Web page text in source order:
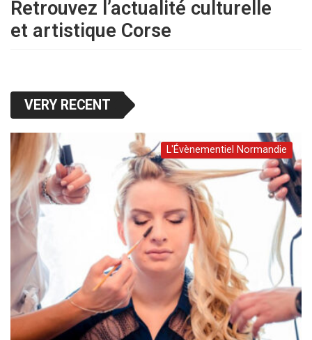
Retrouvez l’actualité culturelle
et artistique Corse
VERY RECENT
L'Évènementiel Normandie